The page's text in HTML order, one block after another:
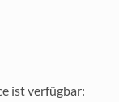
ist verfügbar: